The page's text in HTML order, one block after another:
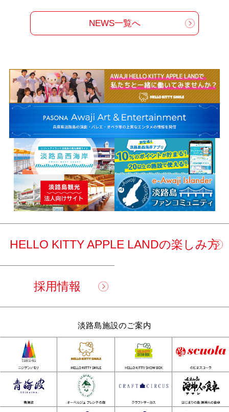
NEWS一覧へ
HELLO KITTY APPLE LANDの楽しみ方
採用情報
淡路島施設のご案内